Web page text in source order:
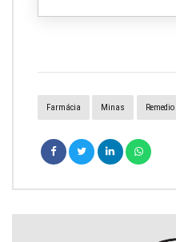
Farmácia Minas Remedio